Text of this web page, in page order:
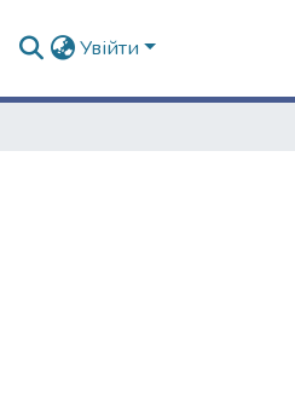
Увійти